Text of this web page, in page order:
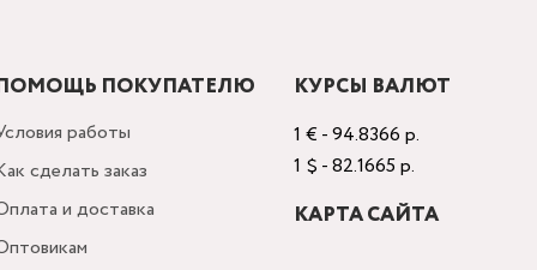
ПОКУПАТЕЛЮ
работы
сделать заказ
и доставка
КУРСЫ ВАЛЮТ
1 € - 94.8366 р.
1 $ - 82.1665 р.
КАРТА САЙТА